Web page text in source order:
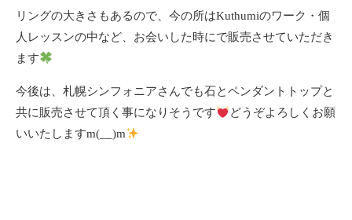
リングの大きさもあるので、今の所はKuthumiのワーク・個
人レッスンの中など、お会いした時にで販売させていただき
ます
今後は、札幌シンフォニアさんでも石とペンダントトップと
共に販売させて頂く事になりそうです
どうぞよろしくお願
いいたしますm(__)m